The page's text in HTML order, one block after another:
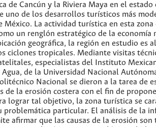
de Cancún y la Riviera Maya en el
uno de los desarrollos turísticos más
México. La actividad turística en esta zona
un renglón estratégico de la economía
geográfica, la región en estudio es
ciclones tropicales. Mediante visitas
especialistas del Instituto
de la Universidad Nacional
Nacional se dieron a la tarea de
de la erosión costera con el fin de
lograr tal objetivo, la zona turística se
problemática particular. El análisis de la
afirmar que las causas de la erosión